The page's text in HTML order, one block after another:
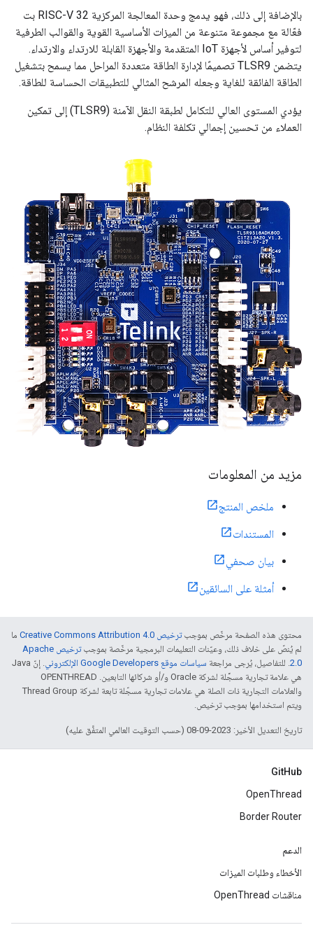
بالإضافة إلى ذلك، فهو يدمج وحدة المعالجة المركزية RISC-V 32 بت
فعّالة مع مجموعة متنوعة من الميزات الأساسية القوية والقوالب الطرفية
لتوفير أساس لأجهزة IoT المتقدمة والأجهزة القابلة للارتداء والارتداء.
يتضمن TLSR9 تصميمًا لإدارة الطاقة متعددة المراحل مما يسمح بتشغيل
الطاقة الفائقة للغاية وجعله المرشح المثالي للتطبيقات الحساسة للطاقة.
يؤدي المستوى العالي للتكامل لطبقة النقل الآمنة (TLSR9) إلى تمكين
العملاء من تحسين إجمالي تكلفة النظام.
مزيد من المعلومات
ملخص المنتج
المستندات
بيان صحفي
أمثلة على السائقين
محتوى هذه الصفحة مرخّص بموجبترخيص Creative Commons Attribution 4.0‏
ما
لم يُنصّ على خلاف ذلك، وعيّنات التعليمات البرمجية مرخّصة بموجب
ترخيص Apache
2.0‏. للتفاصيل، يُرجى مراجعة سياسات موقع Google Developers الإلكتروني
. إنّ Java
هي علامة تجارية مسجَّلة لشركة Oracle و/أو شركائها التابعين. ‫OPENTHREAD
والعلامات التجارية ذات الصلة هي علامات تجارية مسجّلة تابعة لشركة Thread Group
ويتم استخدامها بموجب ترخيص.
تاريخ التعديل الأخير: 2023-09-08 (حسب التوقيت العالمي المتفَّق عليه)
GitHub
OpenThread
Border Router
الدعم
الأخطاء وطلبات الميزات
مناقشات OpenThread